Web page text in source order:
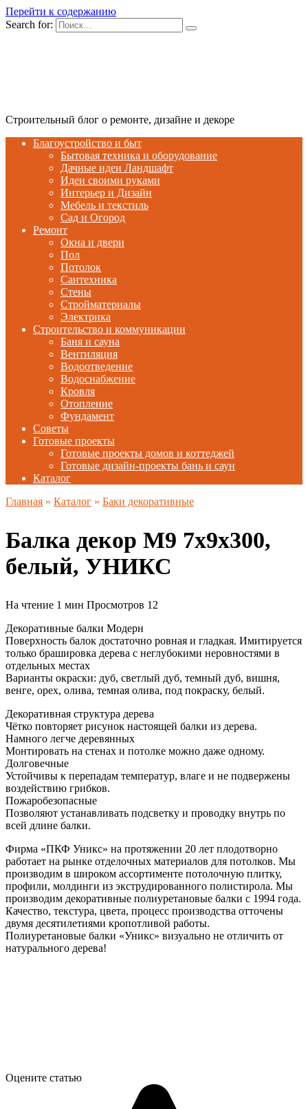
Перейти к содержанию
Search for:
Строительный блог о ремонте, дизайне и декоре
Благоустройство и быт
Бытовая техника и оборудование
Дачные идеи Ландшафт
Идеи своими руками
Интерьер и Дизайн
Мебель и текстиль
Сад и Огород
Ремонт
Окна и двери
Пол
Потолок
Сантехника
Стены
Стройматериалы
Электрика
Строительство и коммуникации
Баня и сауна
Вентиляция
Водоотведение
Водоснабжение
Кровля
Отопление
Фундамент
Советы
Готовые проекты
Готовые проекты домов и коттеджей
Готовые дизайн-проекты бань и саун
Каталог
Главная » Каталог » Баки декоративные
Балка декор М9 7х9х300,
белый, УНИКС
На чтение 1 мин Просмотров 12
Декоративные балки Модерн
Поверхность балок достаточно ровная и гладкая. Имитируется
только брашировка дерева с неглубокими неровностями в
отдельных местах
Варианты окраски: дуб, светлый дуб, темный дуб, вишня,
венге, орех, олива, темная олива, под покраску, белый.
Декоративная структура дерева
Чётко повторяет рисунок настоящей балки из дерева.
Намного легче деревянных
Монтировать на стенах и потолке можно даже одному.
Долговечные
Устойчивы к перепадам температур, влаге и не подвержены
воздействию грибков.
Пожаробезопасные
Позволяют устанавливать подсветку и проводку внутрь по
всей длине балки.
Фирма «ПКФ Уникс» на протяжении 20 лет плодотворно
работает на рынке отделочных материалов для потолков. Мы
производим в широком ассортименте потолочную плитку,
профили, молдинги из экструдированного полистирола. Мы
производим декоративные полиуретановые балки с 1994 года.
Качество, текстура, цвета, процесс производства отточены
двумя десятилетиями кропотливой работы.
Полиуретановые балки «Уникс» визуально не отличить от
натурального дерева!
Оцените статью